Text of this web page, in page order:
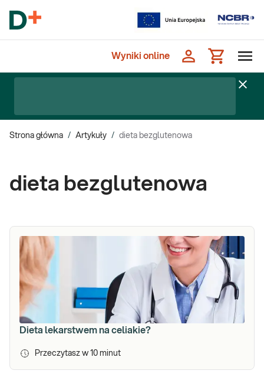
Wyniki online
Strona główna / Artykuły / dieta bezglutenowa
dieta bezglutenowa
Dieta lekarstwem na celiakie?
Przeczytasz w 10 minut